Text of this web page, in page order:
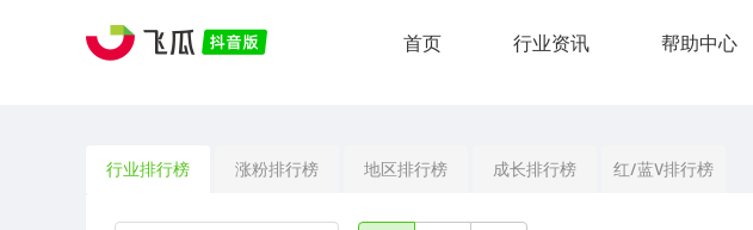
首页 行业资讯 帮助中心
行业排行榜 涨粉排行榜 地区排行榜 成长排行榜 红/蓝V排行榜